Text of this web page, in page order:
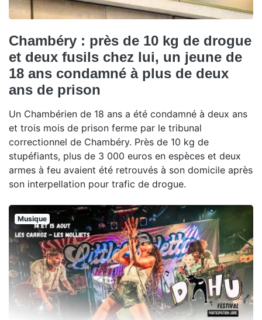
Chambéry : près de 10 kg de drogue
et deux fusils chez lui, un jeune de
18 ans condamné à plus de deux
ans de prison
Un Chambérien de 18 ans a été condamné à deux ans
et trois mois de prison ferme par le tribunal
correctionnel de Chambéry. Près de 10 kg de
stupéfiants, plus de 3 000 euros en espèces et deux
armes à feu avaient été retrouvés à son domicile après
son interpellation pour trafic de drogue.
Musique